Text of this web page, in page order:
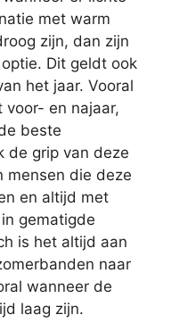
met warm
zijn, dan zijn
Dit geldt ook
het jaar. Vooral
voor- en najaar,
beste
de grip van deze
mensen die deze
en altijd met
gematigde
is het altijd aan
naar
wanneer de
laag zijn.